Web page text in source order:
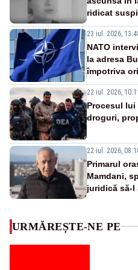
ridicat
23 iul. 2026,
NATO
la adresa
împotriva
22 iul. 2026,
Procesul
droguri,
22 iul. 2026,
Primarul
Mamdani,
juridică să-l
URMĂREȘTE-NE PE